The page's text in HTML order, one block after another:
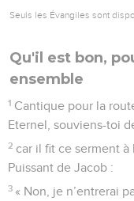
Seuls les Évangiles sont
Qu'il est bon,
ensemble
1 Cantique pour la
Eternel, souviens-toi
2 car il fit ce serment à
Puissant de Jacob :
3 « Non, je n’entrerai